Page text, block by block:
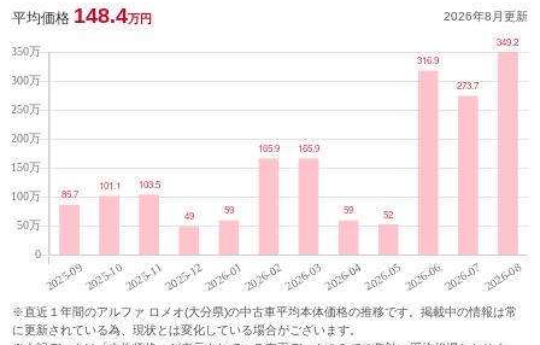
平均価格 148.4万円 2026年8月更新
※直近１年間のアルファ ロメオ(大分県)の中古車平均本体価格の推移です。掲載中の情報は常
に更新されている為、現状とは変化している場合がございます。